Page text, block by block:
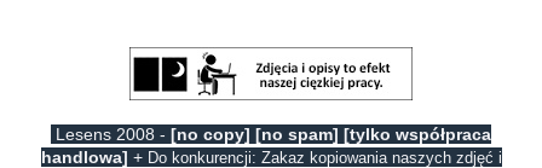
Lesens 2008 - [no copy] [no spam] [tylko współpraca
handlowa] + Do konkurencji: Zakaz kopiowania naszych zdjęć i